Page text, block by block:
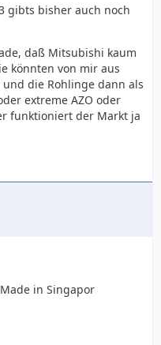
gibts bisher auch noch
daß Mitsubishi kaum
könnten von mir aus
die Rohlinge dann als
extreme AZO oder
funktioniert der Markt ja
Made in Singapor